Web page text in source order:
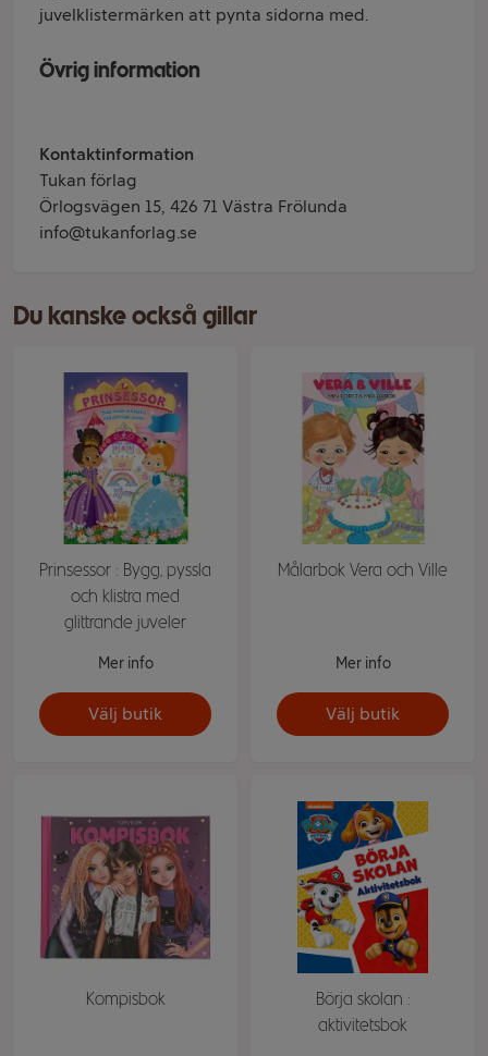
juvelklistermärken att pynta sidorna med.
Övrig information
Kontaktinformation
Tukan förlag
Örlogsvägen 15, 426 71 Västra Frölunda
info@tukanforlag.se
Du kanske också gillar
Prinsessor : Bygg, pyssla
och klistra med
glittrande juveler
Mer info
Välj butik
Målarbok Vera och Ville
Mer info
Välj butik
Kompisbok
Börja skolan :
aktivitetsbok